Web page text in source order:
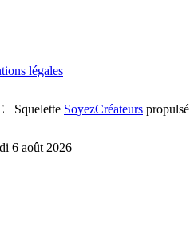
légales
Squelette SoyezCréateurs propulsé
6 août 2026